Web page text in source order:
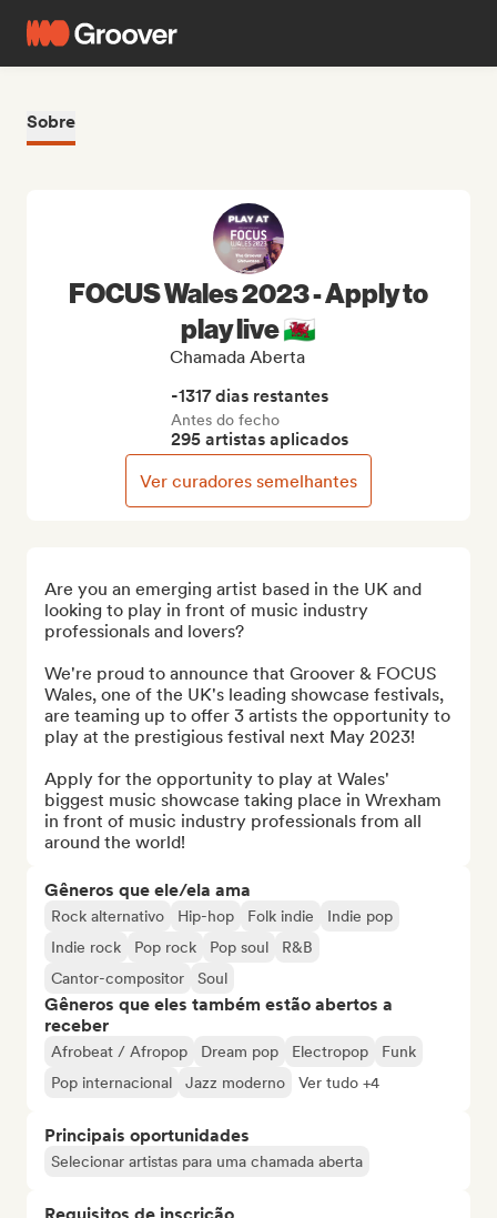
Sobre
Are you an emerging artist based in the UK and
looking to play in front of music industry
professionals and lovers?
We're proud to announce that Groover & FOCUS
Wales, one of the UK's leading showcase festivals,
are teaming up to offer 3 artists the opportunity to
play at the prestigious festival next May 2023!
Apply for the opportunity to play at Wales'
biggest music showcase taking place in Wrexham
in front of music industry professionals from all
around the world!
Gêneros que ele/ela ama
Rock alternativo Hip-hop Folk indie
Indie pop
Indie rock
Pop rock Pop soul
R&B
Cantor-compositor
Soul
Gêneros que eles também estão abertos a
receber
Afrobeat / Afropop Dream pop Electropop
Funk
Pop internacional
Jazz moderno Ver tudo +4
Principais oportunidades
Selecionar artistas para uma chamada aberta
FOCUS Wales 2023 - Apply to
play live 🏴󠁧󠁢󠁷󠁬󠁳󠁿
Chamada Aberta
-1317 dias restantes
Antes do fecho
295 artistas aplicados
Ver curadores semelhantes